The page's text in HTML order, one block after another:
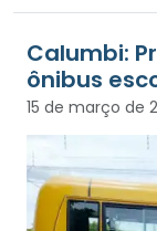
Calumbi:
ônibus
15 de março de